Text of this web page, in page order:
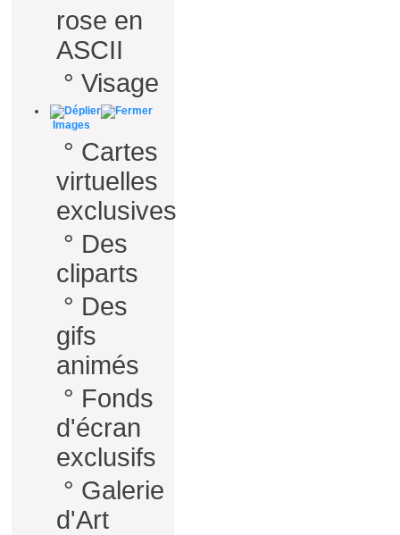
rose en
ASCII
° Visage
Images
° Cartes
virtuelles
exclusives
° Des
cliparts
° Des
gifs
animés
° Fonds
d'écran
exclusifs
° Galerie
d'Art